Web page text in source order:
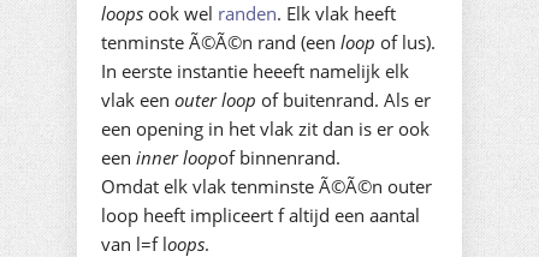
loops ook wel randen. Elk vlak heeft
tenminste Ã©Ã©n rand (een loop of lus).
In eerste instantie heeeft namelijk elk
vlak een outer loop of buitenrand. Als er
een opening in het vlak zit dan is er ook
een inner loopof binnenrand.
Omdat elk vlak tenminste Ã©Ã©n outer
loop heeft impliceert f altijd een aantal
van l=f loops.